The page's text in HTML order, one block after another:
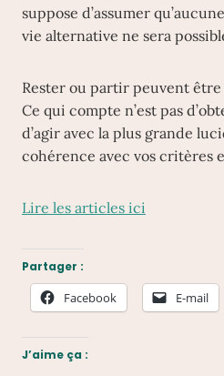
suppose d’assumer
vie alternative ne sera
Rester ou partir peuvent
Ce qui compte n’est pas
d’agir avec la plus grande
cohérence avec vos critères
Lire les articles ici
Partager :
Facebook E-mail
J’aime ça :